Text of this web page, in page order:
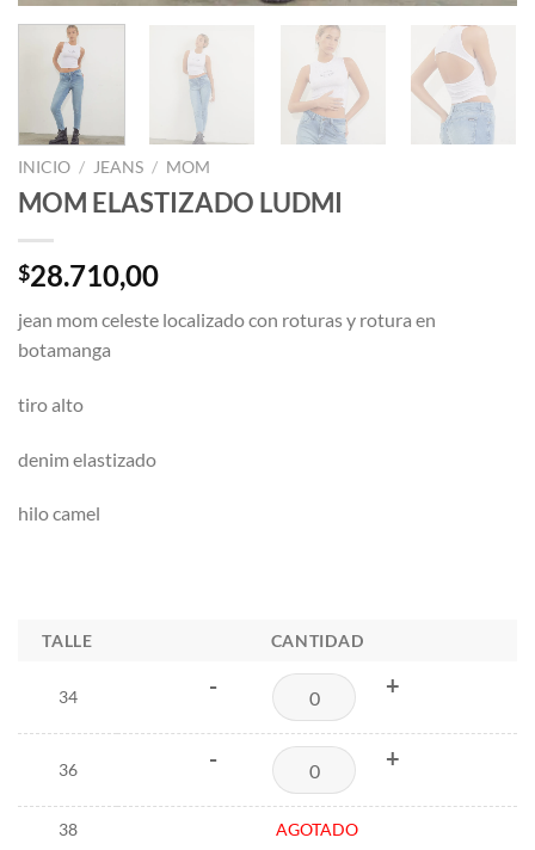
INICIO / JEANS / MOM
MOM ELASTIZADO LUDMI
$28.710,00
jean mom celeste localizado con roturas y rotura en
botamanga
tiro alto
denim elastizado
hilo camel
TALLE CANTIDAD
34 - +
36 - +
38 AGOTADO